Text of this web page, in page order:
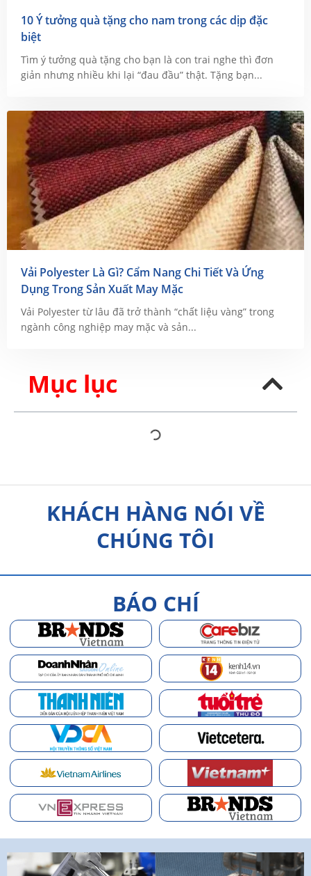
10 Ý tưởng quà tặng cho nam trong các dịp đặc
biệt
Tìm ý tưởng quà tặng cho bạn là con trai nghe thì đơn
giản nhưng nhiều khi lại “đau đầu” thật. Tặng bạn...
Vải Polyester Là Gì? Cẩm Nang Chi Tiết Và Ứng
Dụng Trong Sản Xuất May Mặc
Vải Polyester từ lâu đã trở thành “chất liệu vàng” trong
ngành công nghiệp may mặc và sản...
Mục lục
KHÁCH HÀNG NÓI VỀ
CHÚNG TÔI
BÁO CHÍ